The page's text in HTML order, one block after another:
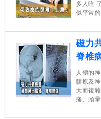
多人吃
似平常
磁力
脊椎
人體的
膠原及
大而複
痛、頭